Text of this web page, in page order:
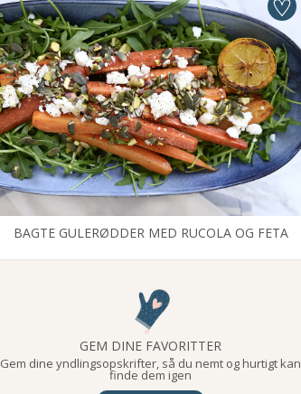
BAGTE GULERØDDER MED RUCOLA OG FETA
GEM DINE FAVORITTER
Gem dine yndlingsopskrifter, så du nemt og hurtigt kan
finde dem igen